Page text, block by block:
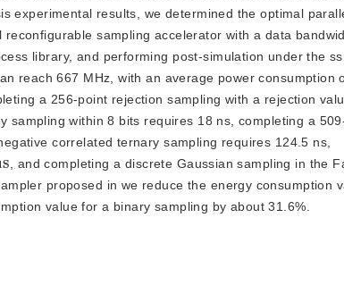
experimental results, we determined the optimal
sampling accelerator with a data
library, and performing post-simulation under the
reach 667 MHz, with an average power consumption
a 256-point rejection sampling with a rejection
within 8 bits requires 18 ns, completing a
correlated ternary sampling requires 124.5 ns,
s
, and completing a discrete Gaussian sampling in the
proposed in we reduce the energy consumption
value for a binary sampling by about 31.6%.